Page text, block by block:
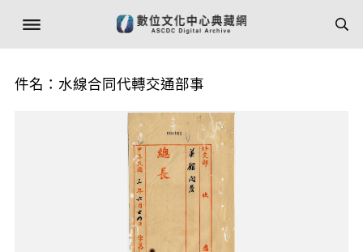
件名：水線合同代轉交通部事